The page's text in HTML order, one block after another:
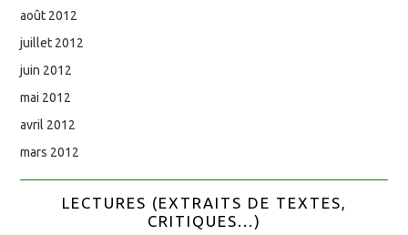
août 2012
juillet 2012
juin 2012
mai 2012
avril 2012
mars 2012
LECTURES (EXTRAITS DE TEXTES,
CRITIQUES...)